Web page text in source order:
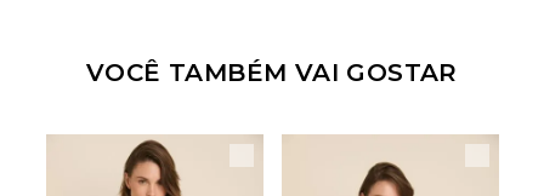
VOCÊ TAMBÉM VAI GOSTAR